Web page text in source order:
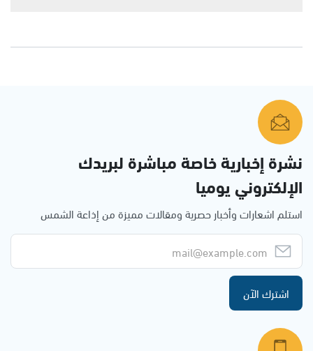
نشرة إخبارية خاصة مباشرة لبريدك
الإلكتروني يوميا
استلم اشعارات وأخبار حصرية ومقالات مميزة من إذاعة الشمس
اشترك الآن